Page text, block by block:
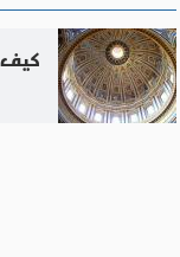
كيف